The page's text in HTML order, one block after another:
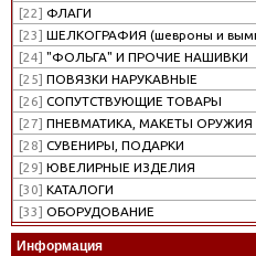
[22] ФЛАГИ
[23] ШЕЛКОГРАФИЯ (шевроны и
[24] "ФОЛЬГА" И ПРОЧИЕ НАШИВКИ
[25] ПОВЯЗКИ НАРУКАВНЫЕ
[26] СОПУТСТВУЮЩИЕ ТОВАРЫ
[27] ПНЕВМАТИКА, МАКЕТЫ ОРУЖИЯ
[28] СУВЕНИРЫ, ПОДАРКИ
[29] ЮВЕЛИРНЫЕ ИЗДЕЛИЯ
[30] КАТАЛОГИ
[33] ОБОРУДОВАНИЕ
Информация